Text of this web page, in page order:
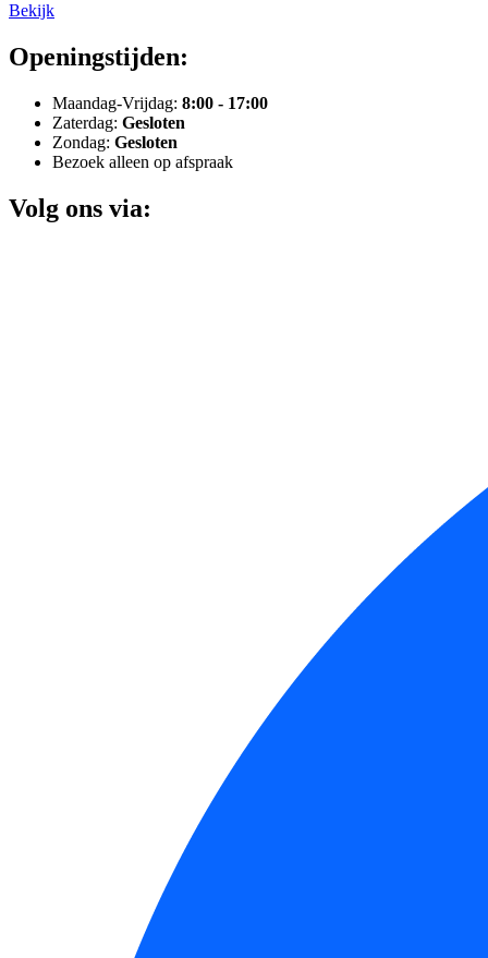
Bekijk
Openingstijden:
Maandag-Vrijdag: 8:00 - 17:00
Zaterdag: Gesloten
Zondag: Gesloten
Bezoek alleen op afspraak
Volg ons via: